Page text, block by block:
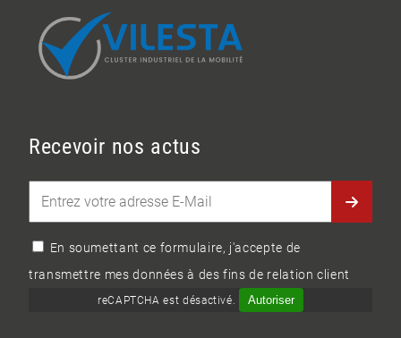
Recevoir nos actus
En soumettant ce formulaire, j'accepte de
transmettre mes données à des fins de relation client
reCAPTCHA est désactivé. Autoriser